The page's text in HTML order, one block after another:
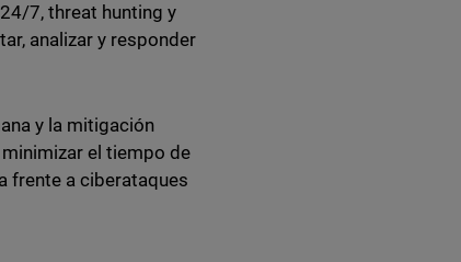
7, threat hunting y
analizar y responder
y la mitigación
el tiempo de
frente a ciberataques